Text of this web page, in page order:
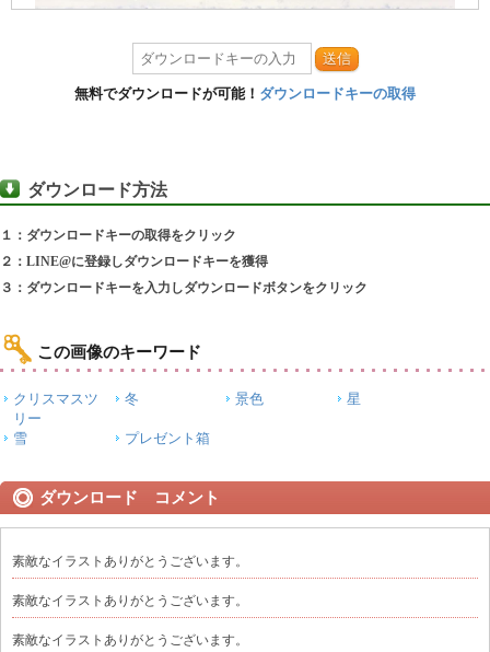
送信
無料でダウンロードが可能！ ダウンロードキーの取得
ダウンロード方法
１：ダウンロードキーの取得をクリック
２：LINE@に登録しダウンロードキーを獲得
３：ダウンロードキーを入力しダウンロードボタンをクリック
この画像のキーワード
クリスマスツ
リー
冬 景色 星
雪 プレゼント箱
ダウンロード コメント
素敵なイラストありがとうございます。
素敵なイラストありがとうございます。
素敵なイラストありがとうございます。